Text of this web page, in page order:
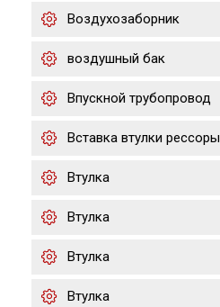
Воздухозаборник
воздушный бак
Впускной трубопровод
Вставка втулки рессоры
Втулка
Втулка
Втулка
Втулка